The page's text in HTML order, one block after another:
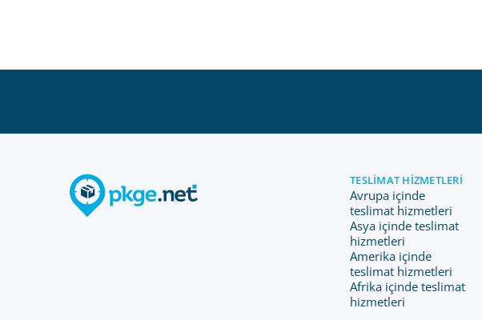
TESLIMAT HIZMETLERI
Avrupa içinde
teslimat hizmetleri
Asya içinde teslimat
hizmetleri
Amerika içinde
teslimat hizmetleri
Afrika içinde teslimat
hizmetleri